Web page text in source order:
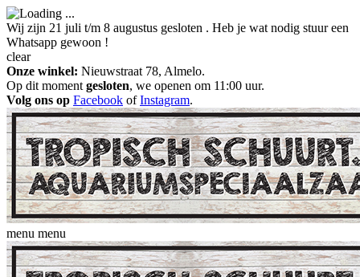
Wij zijn 21 juli t/m 8 augustus gesloten . Heb je wat nodig stuur een
Whatsapp gewoon !
clear
Onze winkel: Nieuwstraat 78, Almelo.
Op dit moment gesloten, we openen om 11:00 uur.
Volg ons op Facebook ofInstagram.
menu menu